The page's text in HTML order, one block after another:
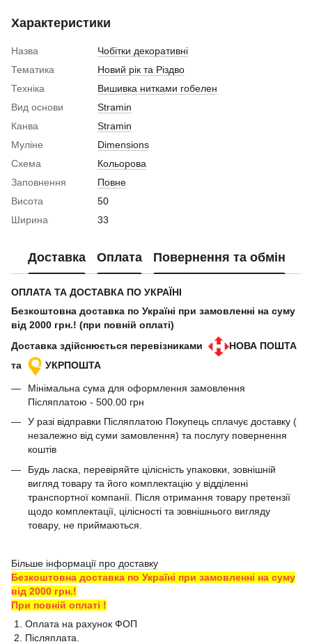
Характеристики
Назва
Чобітки декоративні
Тематика
Новий рік та Різдво
Техніка
Вишивка нитками гобелен
Вид основи
Stramin
Канва
Stramin
Муліне
Dimensions
Схема
Кольорова
Заповнення
Повне
Висота
50
Ширина
33
Доставка Оплата Повернення та обмін
ОПЛАТА ТА ДОСТАВКА ПО УКРАЇНІ
Безкоштовна доставка по Україні при замовленні на суму
від 2000 грн.! (при повній оплаті)
Доставка здійснюється перевізниками
НОВА ПОШТА
та
УКРПОШТА
Мінімальна сума для оформлення замовлення
Післяплатою - 500.00 грн
У разі відправки Післяплатою Покупець сплачує доставку (
незалежно від суми замовлення) та послугу повернення
коштів
Будь ласка, перевіряйте цілісність упаковки, зовнішній
вигляд товару та його комплектацію у відділенні
транспортної компанії. Після отримання товару претензії
щодо комплектації, цілісності та зовнішнього вигляду
товару, не приймаються.
Більше інформації про доставку
Безкоштовна доставка по Україні при замовленні на суму
від 2000 грн.!
При повній оплаті !
1. Оплата на рахунок ФОП
2. Післяплата.